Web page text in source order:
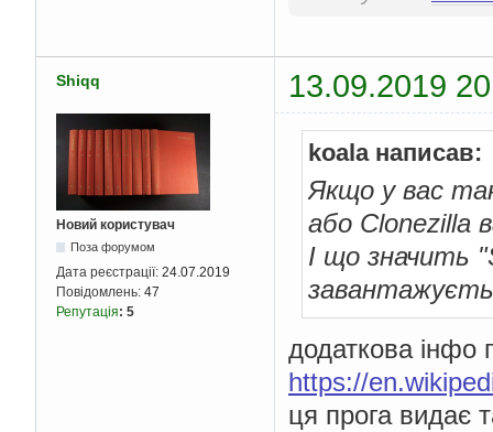
Shiqq 13.09.2019
Новий користувач
Поза форумом
Дата реєстрації: 24.07.2019
Повідомлень: 47
Репутація: 5
koala написав:
Якщо у вас
або Clonezilla
І що значить
додаткова інфо
https://
ця прога видає